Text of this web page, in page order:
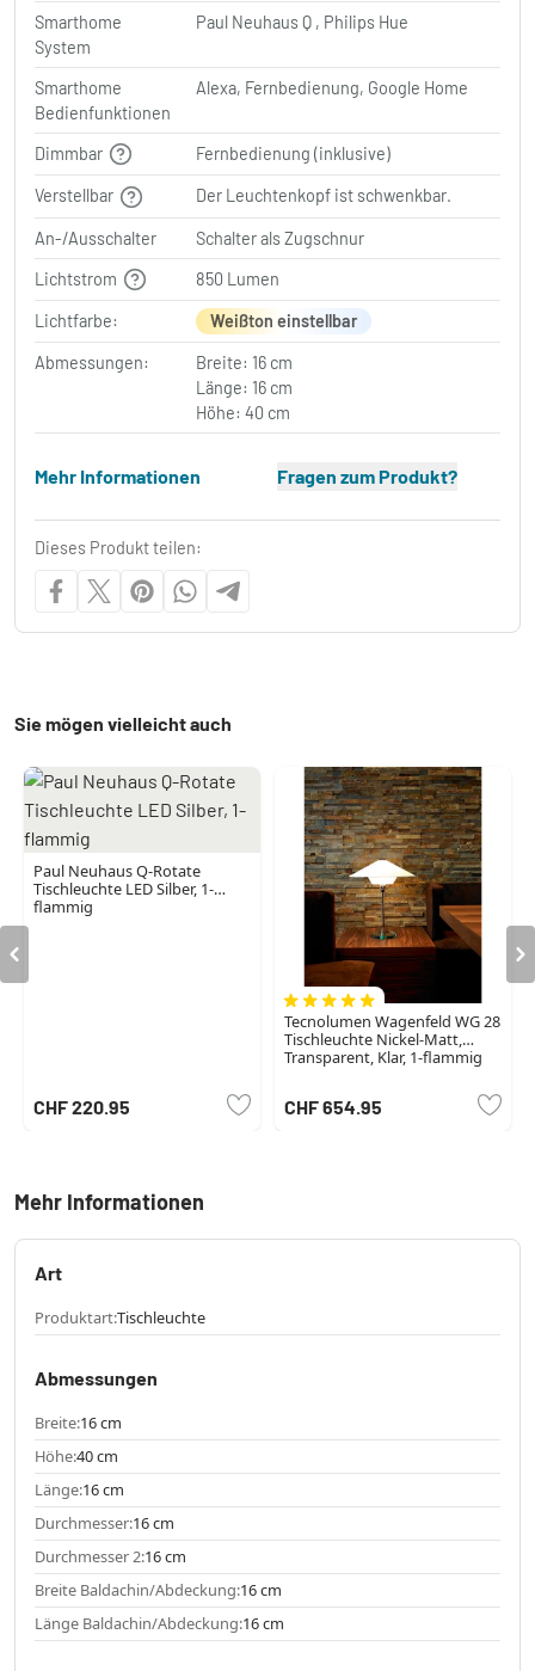
Smarthome
System
Paul Neuhaus Q , Philips Hue
Smarthome
Bedienfunktionen
Alexa, Fernbedienung, Google Home
Dimmbar Fernbedienung (inklusive)
Verstellbar Der Leuchtenkopf ist schwenkbar.
An-/Ausschalter
Schalter als Zugschnur
Lichtstrom
850 Lumen
Lichtfarbe: Weißton einstellbar
Abmessungen:
Breite: 16 cm
Länge: 16 cm
Höhe: 40 cm
Mehr Informationen Fragen zum Produkt?
Dieses Produkt teilen:
Sie mögen vielleicht auch
Paul Neuhaus Q-Rotate
Tischleuchte LED Silber, 1-
flammig
CHF 220.95
Tecnolumen Wagenfeld WG 28
Tischleuchte Nickel-Matt,
Transparent, Klar, 1-flammig
CHF 654.95
Mehr Informationen
Art
Produktart:Tischleuchte
Abmessungen
Breite:16 cm
Höhe:40 cm
Länge:16 cm
Durchmesser:16 cm
Durchmesser 2:16 cm
Breite Baldachin/Abdeckung:16 cm
Länge Baldachin/Abdeckung:16 cm